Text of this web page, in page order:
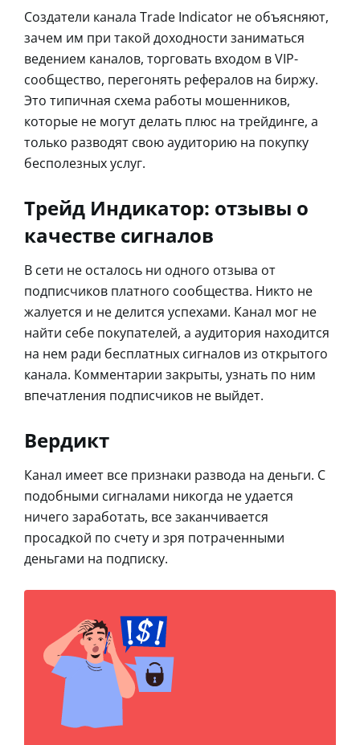
Создатели канала Trade Indicator не объясняют,
зачем им при такой доходности заниматься
ведением каналов, торговать входом в VIP-
сообщество, перегонять рефералов на биржу.
Это типичная схема работы мошенников,
которые не могут делать плюс на трейдинге, а
только разводят свою аудиторию на покупку
бесполезных услуг.
Трейд Индикатор: отзывы о
качестве сигналов
В сети не осталось ни одного отзыва от
подписчиков платного сообщества. Никто не
жалуется и не делится успехами. Канал мог не
найти себе покупателей, а аудитория находится
на нем ради бесплатных сигналов из открытого
канала. Комментарии закрыты, узнать по ним
впечатления подписчиков не выйдет.
Вердикт
Канал имеет все признаки развода на деньги. С
подобными сигналами никогда не удается
ничего заработать, все заканчивается
просадкой по счету и зря потраченными
деньгами на подписку.